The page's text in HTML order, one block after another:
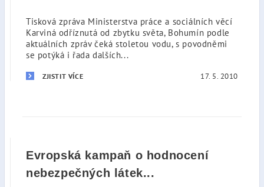
Tisková zpráva Ministerstva práce a sociálních věcí
Karviná odříznutá od zbytku světa, Bohumín podle
aktuálních zpráv čeká stoletou vodu, s povodněmi
se potýká i řada dalších...
ZJISTIT VÍCE 17. 5. 2010
Evropská kampaň o hodnocení
nebezpečných látek...